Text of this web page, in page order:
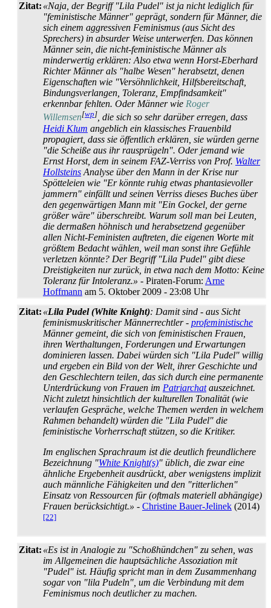
Zitat: «Naja, der Begriff "Lila Pudel" ist ja nicht lediglich für
"feministische Männer" geprägt, sondern für Männer, die
sich einem aggressiven Feminismus (aus Sicht des
Sprechers) in absurder Weise unterwerfen. Das können
Männer sein, die nicht-feministische Männer als
minderwertig erklären: Also etwa wenn Horst-Eberhard
Richter Männer als "halbe Wesen" herabsetzt, denen
Eigenschaften wie "Versöhnlichkeit, Hilfsbereitschaft,
Bindungs­verlangen, Toleranz, Empfindsam­keit"
erkennbar fehlten. Oder Männer wie Roger
Willemsen[wp], die sich so sehr darüber erregen, dass
Heidi Klum angeblich ein klassisches Frauenbild
propagiert, dass sie öffentlich erklären, sie würden gerne
"die Scheiße aus ihr rausprügeln". Oder jemand wie
Ernst Horst, dem in seinem FAZ-Verriss von Prof. Walter
Hollsteins Analyse über den Mann in der Krise nur
Spötteleien wie "Er könnte ruhig etwas phantasievoller
jammern" einfällt und seinen Verriss dieses Buches über
den gegenwärtigen Mann mit "Ein Gockel, der gerne
größer wäre" überschreibt. Warum soll man bei Leuten,
die dermaßen höhnisch und herabsetzend gegenüber
allen Nicht-Feministen auftreten, die eigenen Worte mit
größtem Bedacht wählen, weil man sonst ihre Gefühle
verletzen könnte? Der Begriff "Lila Pudel" gibt diese
Dreistigkeiten nur zurück, in etwa nach dem Motto: Keine
Toleranz für Intoleranz.» - Piraten-Forum: Arne
Hoffmann am 5. Oktober 2009 - 23:08 Uhr
Zitat: «Lila Pudel (White Knight): Damit sind - aus Sicht
feminismus­kritischer Männerrechtler - profeministische
Männer gemeint, die sich von feministischen Frauen,
ihren Werthaltungen, Forderungen und Erwartungen
dominieren lassen. Dabei würden sich "Lila Pudel" willig
und ergeben ein Bild von der Welt, ihrer Geschichte und
den Geschlechtern teilen, das sich durch eine permanente
Unterdrückung von Frauen im Patriarchatauszeichnet.
Nicht zuletzt hinsichtlich der kulturellen Tonalität (wie
verlaufen Gespräche, welche Themen werden in welchem
Rahmen behandelt) würden die "Lila Pudel" die
feministische Vorherrschaft stützen, so die Kritiker.
Im englischen Sprachraum ist die deutlich freundlichere
Bezeichnung "White Knight(s)" üblich, die zwar eine
ähnliche Ergebenheit ausdrückt, aber wenigstens implizit
auch männliche Fähigkeiten und den "ritterlichen"
Einsatz von Ressourcen für (oftmals materiell abhängige)
Frauen berücksichtigt.» - Christine Bauer-Jelinek (2014)
[22]
Zitat: «Es ist in Analogie zu "Schoßhündchen" zu sehen, was
im Allgemeinen die hauptsächliche Assoziation mit
"Pudel" ist. Häufig spricht man in dem Zusammenhang
sogar von "lila Pudeln", um die Verbindung mit dem
Feminismus noch deutlicher zu machen.